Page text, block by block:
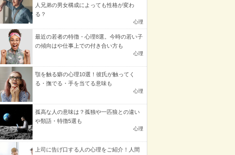
人兄弟の男女構成によっても性格が変わ
る？
心理
最近の若者の特徴・心理8選。今時の若い子
の傾向はや仕事上での付き合い方も
心理
顎を触る癖の心理10選！彼氏が触ってく
る・撫でる・手を当てる意味も
心理
孤高な人の意味は？孤独や一匹狼との違い
や類語・特徴5選も
心理
上司に告げ口する人の心理をご紹介！人間